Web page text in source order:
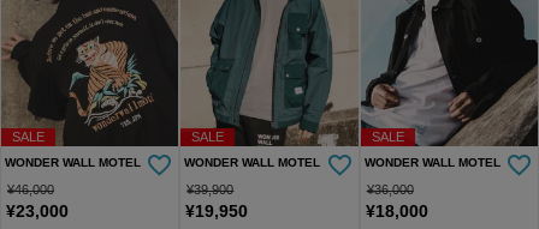
SALE
WONDER WALL MOTEL
¥46,000
¥23,000
SALE
WONDER WALL MOTEL
¥39,900
¥19,950
SALE
WONDER WALL MOTEL
¥36,000
¥18,000